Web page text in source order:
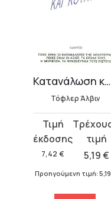
Κατανάλωση και κουλτούρα
Τόφλερ Άλβιν
7,42 €
Original
price
was:
5,19€
τρέχουσα
τιμή
Προηγούμενη τιμή: 5,19